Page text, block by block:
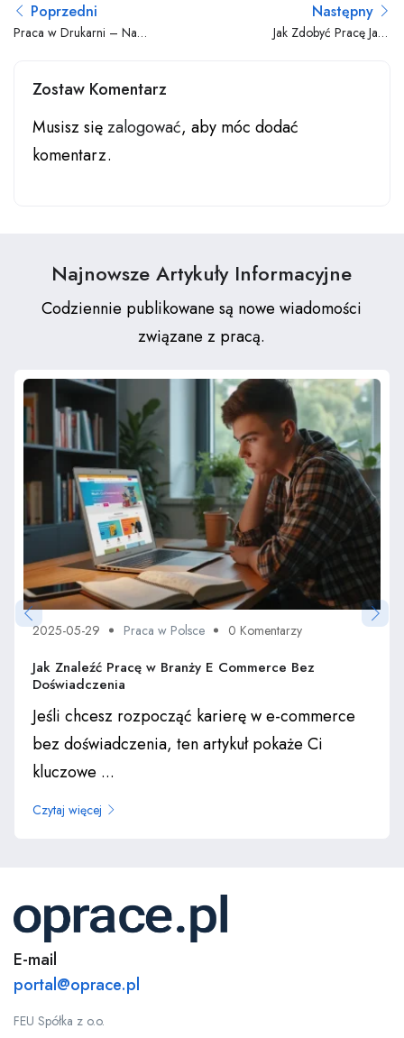
Poprzedni
Praca w Drukarni – Na
Następny
Jak Zdobyć Pracę Jako
Zostaw Komentarz
Musisz sięzalogować, aby móc dodać
komentarz.
Najnowsze Artykuły Informacyjne
Codziennie publikowane są nowe wiadomości
związane z pracą.
2025-05-29 Praca w Polsce 0 Komentarzy
Jak Znaleźć Pracę w Branży E Commerce Bez
Doświadczenia
Jeśli chcesz rozpocząć karierę w e-commerce
bez doświadczenia, ten artykuł pokaże Ci
kluczowe ...
Czytaj więcej
E-mail
portal@oprace.pl
FEU Spółka z o.o.